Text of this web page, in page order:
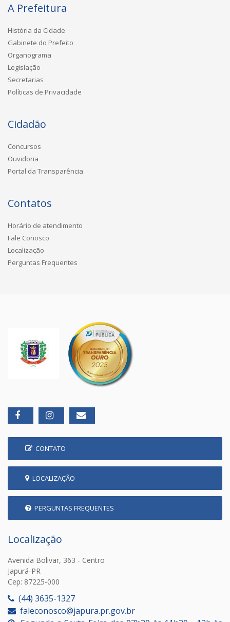
A Prefeitura
História da Cidade
Gabinete do Prefeito
Organograma
Legislação
Secretarias
Políticas de Privacidade
Cidadão
Concursos
Ouvidoria
Portal da Transparência
Contatos
Horário de atendimento
Fale Conosco
Localização
Perguntas Frequentes
CONTATO
LOCALIZAÇÃO
PERGUNTAS FREQUENTES
Localização
Avenida Bolivar, 363 - Centro
Japurá-PR
Cep: 87225-000
(44) 3635-1327
faleconosco@japura.pr.gov.br